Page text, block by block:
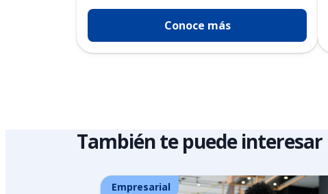
Conoce más
También te puede interesar
Empresarial